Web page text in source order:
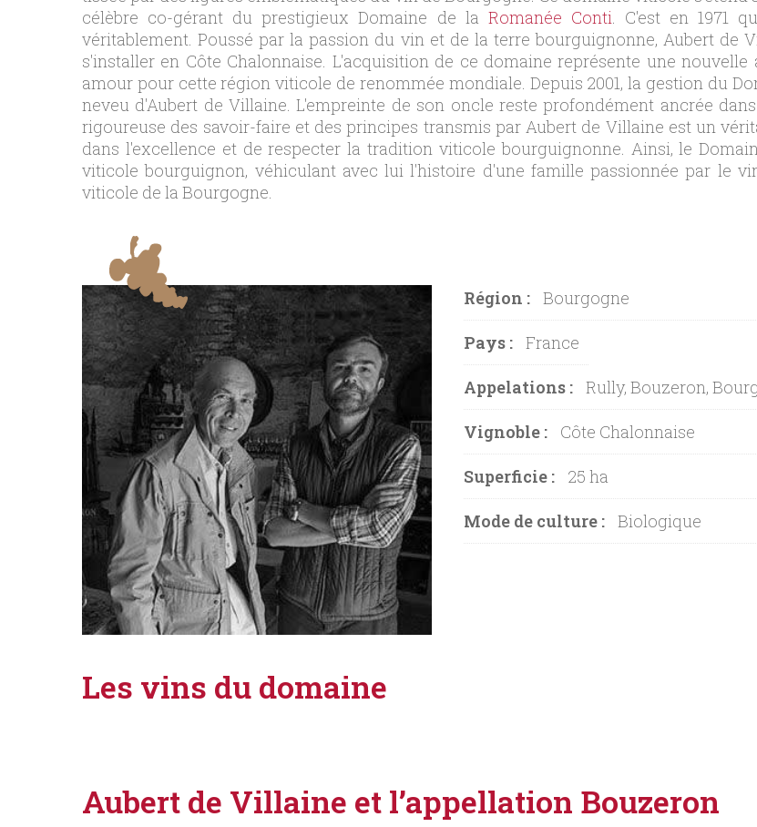
célèbre co-gérant du prestigieux Domaine de laRomanée Conti. C'est en 1971
véritablement. Poussé par la passion du vin et de la terre bourguignonne, Aubert de
s'installer en Côte Chalonnaise. L'acquisition de ce domaine représente une
amour pour cette région viticole de renommée mondiale. Depuis 2001, la gestion du
neveu d'Aubert de Villaine. L'empreinte de son oncle reste profondément ancrée
rigoureuse des savoir-faire et des principes transmis par Aubert de Villaine est un
dans l'excellence et de respecter la tradition viticole bourguignonne. Ainsi, le
viticole bourguignon, véhiculant avec lui l'histoire d'une famille passionnée par le
viticole de la Bourgogne.
Région : Bourgogne
Pays : France
Appelations : Rully, Bouzeron,
Vignoble : Côte Chalonnaise
Superficie : 25 ha
Mode de culture : Biologique
Les vins du domaine
Aubert de Villaine et l’appellation Bouzeron